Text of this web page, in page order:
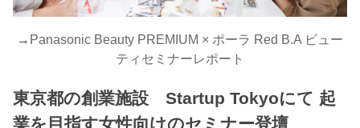
→ Panasonic Beauty PREMIUM × ポーラ Red B.A ビュー
ティセミナーレポート
東京都の創業施設 Startup Tokyoにて 起
業を目指す女性向けのセミナー登壇